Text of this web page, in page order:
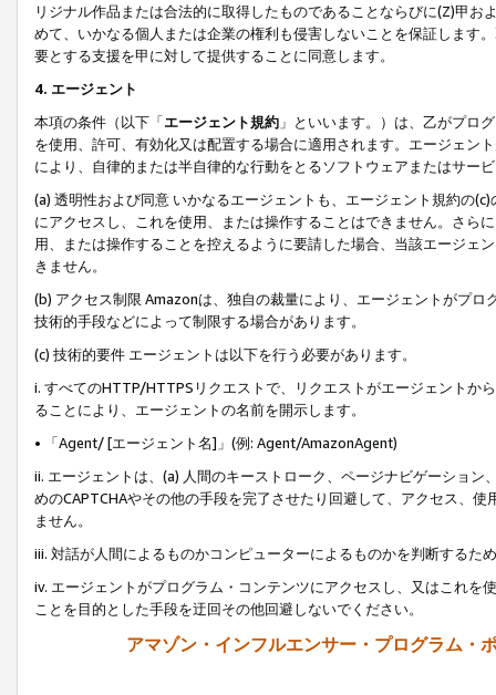
リジナル作品または合法的に取得したものであることならびに(Z)甲
めて、いかなる個人または企業の権利も侵害しないことを保証します
要とする支援を甲に対して提供することに同意します。
4. エージェント
本項の条件（以下「エージェント規約 」といいます。）は、乙がプロ
を使用、許可、有効化又は配置する場合に適用されます。エージェン
により、自律的または半自律的な行動をとるソフトウェアまたはサー
(a) 透明性および同意 いかなるエージェントも、エージェント規約の
にアクセスし、これを使用、または操作することはできません。さら
用、または操作することを控えるように要請した場合、当該エージェ
きません。
(b) アクセス制限 Amazonは、独自の裁量により、エージェントがプ
技術的手段などによって制限する場合があります。
(c) 技術的要件 エージェントは以下を行う必要があります。
i. すべてのHTTP/HTTPSリクエストで、リクエストがエージェントか
ることにより、エージェントの名前を開示します。
• 「Agent/ [エージェント名]」(例: Agent/AmazonAgent)
ii. エージェントは、(a) 人間のキーストローク、ページナビゲーショ
めのCAPTCHAやその他の手段を完了させたり回避して、アクセス、
ません。
iii. 対話が人間によるものかコンピューターによるものかを判断するた
iv. エージェントがプログラム・コンテンツにアクセスし、又はこれ
ことを目的とした手段を迂回その他回避しないでください。
アマゾン・インフルエンサー・プログラム・